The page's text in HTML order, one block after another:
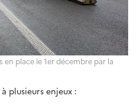
place le 1er décembre par la
plusieurs enjeux :